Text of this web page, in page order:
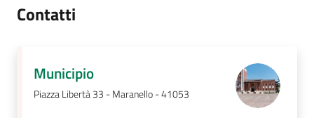
Contatti
Municipio
Piazza Libertà 33 - Maranello - 41053